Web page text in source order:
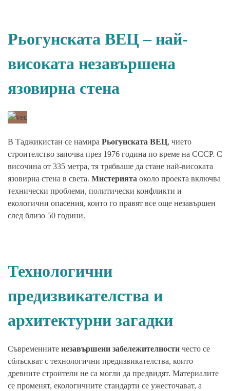
Рьогунската ВЕЦ – най-
високата незавършена
язовирна стена
В Таджикистан се намира Рьогунската ВЕЦ, чието
строителство започва през 1976 година по време на СССР. С
височина от 335 метра, тя трябваше да стане най-високата
язовирна стена в света. Мистерията около проекта включва
технически проблеми, политически конфликти и
екологични опасения, които го правят все още незавършен
след близо 50 години.
Технологични
предизвикателства и
архитектурни загадки
Съвременните незавършени забележителности често се
сблъскват с технологични предизвикателства, които
древните строители не са могли да предвидят. Материалите
се променят, екологичните стандарти се ужесточават, а